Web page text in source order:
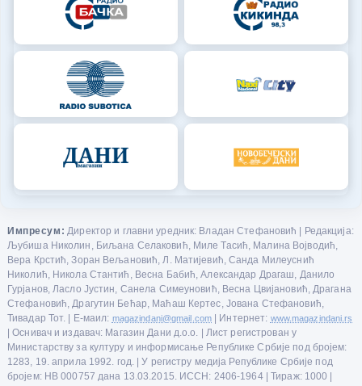
Импресум: Директор и главни уредник: Владан Стефановић | Редакција:
Љубиша Николин, Биљана Селаковић, Миле Тасић, Малина Војводић,
Вера Крстић, Зоран Вељановић, Л. Матијевић, Санда Милеуснић
Николић, Никола Стантић, Весна Бабић, Александар Драгаш, Данило
Гурјанов, Ласло Јустин, Санела Симеуновић, Весна Цвијановић, Драгана
Стефановић, Драгутин Бећар, Маћаш Кертес, Јована Стефановић,
Тивадар Тот. | Е-маил: magazindani@gmail.com | Интернет: www.magazindani.rs
| Оснивач и издавач: Магазин Дани д.о.о. | Лист регистрован у
Министарству за културу и информисање Републике Србије под бројем:
1283, 19. априла 1992. год. | У регистру медија Републике Србије под
бројем: НВ 000757 дана 13.03.2015. ИССН: 2406-1964 | Тираж: 1000 |